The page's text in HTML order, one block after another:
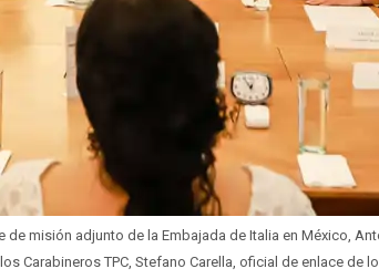
misión adjunto de la Embajada de Italia en México,
Carabineros TPC, Stefano Carella, oficial de enlace de